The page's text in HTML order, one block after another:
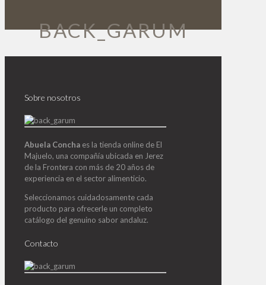
BACK_GARUM
Sobre nosotros
Abuela Concha es la tienda online de El
Majuelo, una compañía ubicada en Jerez
de la Frontera con más de 20 años de
experiencia en el sector alimenticio.
Seleccionamos cuidadosamente cada
producto para ofrecerle un completo
catálogo del genuino sabor andaluz.
Contacto